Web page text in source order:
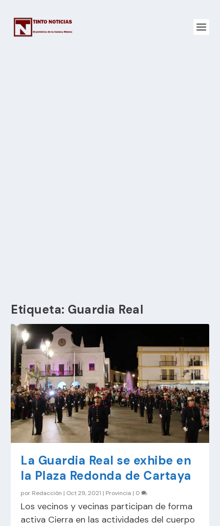
Etiqueta: Guardia Real
La Guardia Real se exhibe en
la Plaza Redonda de Cartaya
por Redacción | Oct 29, 2021 | Provincia | 0
Los vecinos y vecinas participan de forma
activa Cierra en las actividades del cuerpo